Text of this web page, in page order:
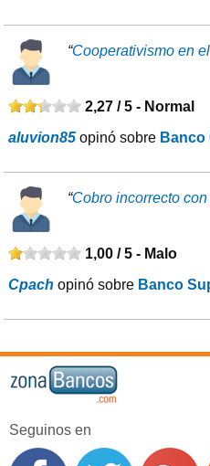
“Cooperativismo en
2,27 / 5 - Normal
aluvion85 opinó sobre
“Cobro incorrecto
1,00 / 5 - Malo
Cpach opinó sobre Banco
Seguinos en